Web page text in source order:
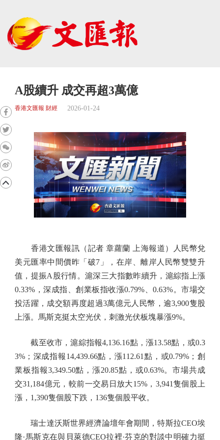
A股續升 成交再超3萬億
香港文匯報 財經 2026-01-24
香港文匯報訊（記者 章蘿蘭 上海報道）人民幣兌
美元匯率中間價昨「破7」，在岸、離岸人民幣雙雙升
值，提振A股行情。滬深三大指數昨續升，滬綜指上漲
0.33%，深成指、創業板指收漲0.79%、0.63%。市場交
投活躍，成交額再度超過3萬億元人民幣，逾3,900隻股
上漲。馬斯克挺太空光伏，刺激光伏板塊暴漲9%。
截至收市，滬綜指報4,136.16點，漲13.58點，或0.3
3%；深成指報14,439.66點，漲112.61點，或0.79%；創
業板指報3,349.50點，漲20.85點，或0.63%。市場共成
交31,184億元，較前一交易日放大15%，3,941隻個股上
漲，1,390隻個股下跌，136隻個股平收。
瑞士達沃斯世界經濟論壇年會期間，特斯拉CEO埃
隆·馬斯克在與貝萊德CEO拉裡·芬克的對談中明確力挺